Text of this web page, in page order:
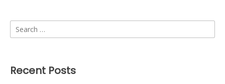
Search
for:
Recent Posts